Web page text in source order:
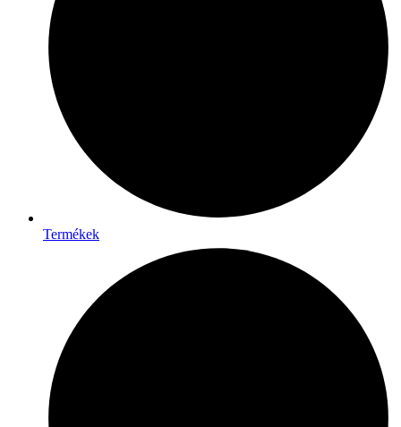
Termékek